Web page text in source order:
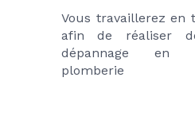
Vous travaillerez en
afin de réaliser
dépannage en
plomberie